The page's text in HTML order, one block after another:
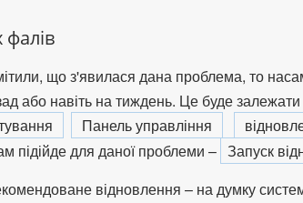
що з'явилася дана проблема, то
або навіть на тиждень. Це буде
Панель управління
підійде для даної проблеми – Запуск
відновлення – на думку